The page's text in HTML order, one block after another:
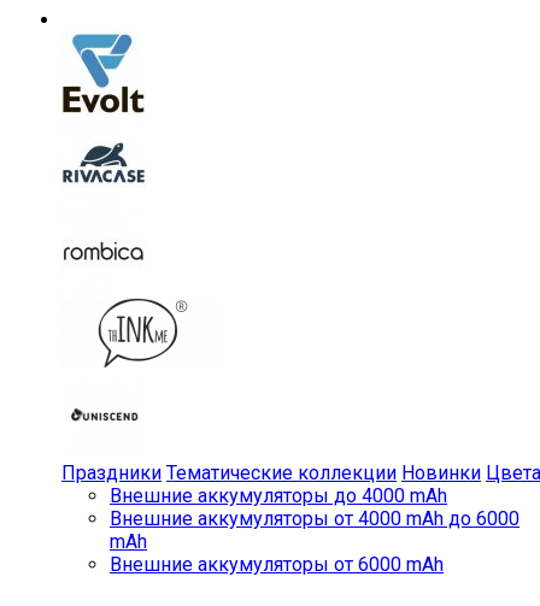
Праздники Тематические коллекции Новинки Цвета
Внешние аккумуляторы до 4000 mAh
Внешние аккумуляторы от 4000 mAh до 6000
mAh
Внешние аккумуляторы от 6000 mAh